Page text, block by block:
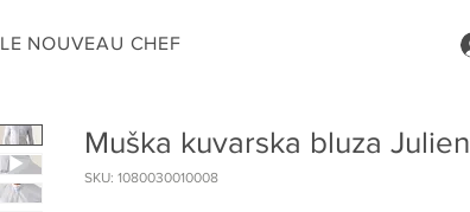
LE NOUVEAU CHEF
Muška kuvarska bluza Julien
SKU: 1080030010008